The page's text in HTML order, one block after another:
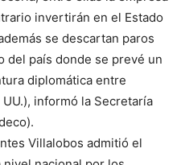
invertirán en el Estado
se descartan paros
del país donde se prevé un
diplomática entre
informó la Secretaría
Villalobos admitió el